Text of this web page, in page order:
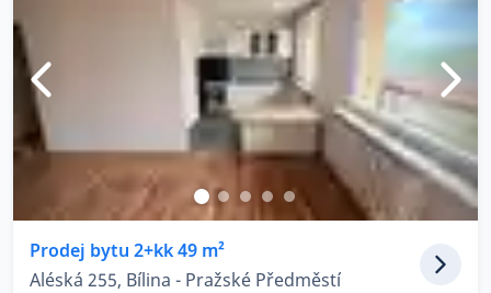
Prodej bytu 2+kk 49 m²
Aléská 255, Bílina - Pražské Předměstí